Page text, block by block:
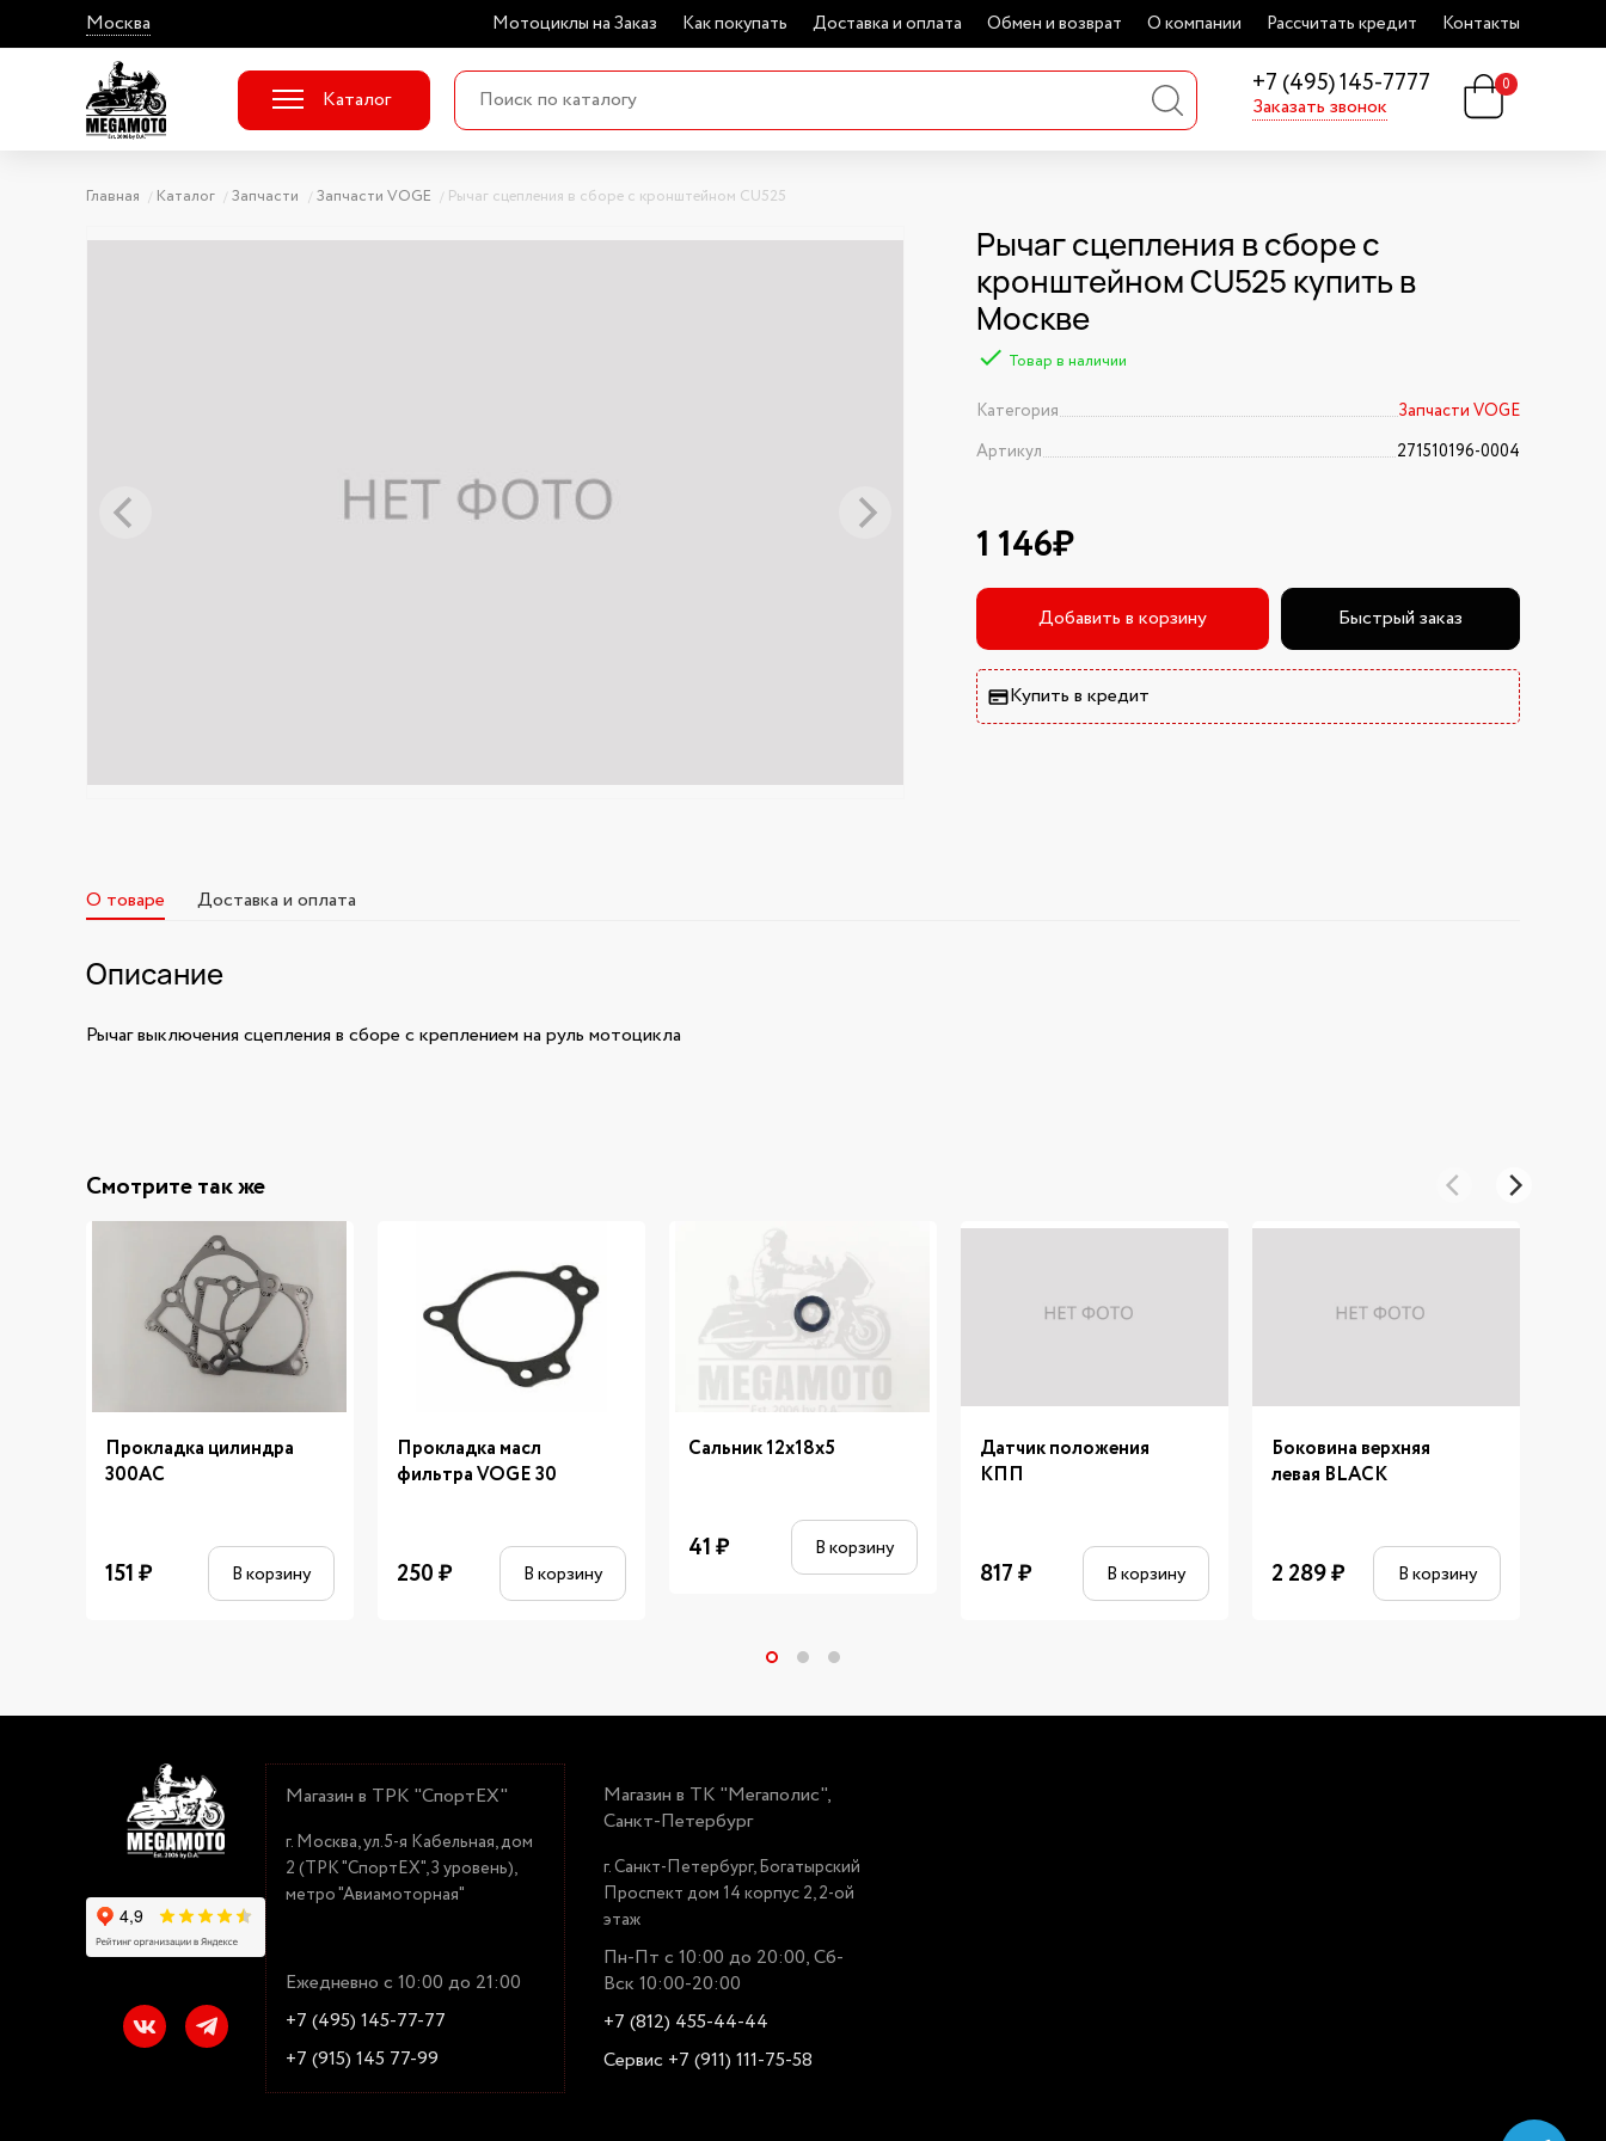
Москва Мотоциклы на Заказ Как покупать Доставка и оплата Обмен и возврат О компании Рассчитать кредит Контакты
+7 (495) 145-7777
Заказать звонок
Каталог
0
Главная Каталог Запчасти Запчасти VOGE Рычаг сцепления в сборе с кронштейном CU525
Рычаг сцепления в сборе с
кронштейном CU525 купить в
Москве
Товар в наличии
Категория
Запчасти VOGE
Артикул
271510196-0004
1 146₽
Добавить в корзину Быстрый заказ
Купить в кредит
О товаре Доставка и оплата
Описание
Рычаг выключения сцепления в сборе с креплением на руль мотоцикла
Смотрите так же
Прокладка цилиндра
300AC
151₽ В корзину
Прокладка масл
фильтра VOGE 30
250₽ В корзину
Сальник 12х18х5
41₽ В корзину
Датчик положения
КПП
817₽ В корзину
Боковина верхняя
левая BLACK
2 289₽ В корзину
Магазин в ТРК "СпортЕХ"
г. Москва, ул.5-я Кабельная, дом
2 (ТРК "СпортЕХ", 3 уровень),
метро "Авиамоторная"
Ежедневно с 10:00 до 21:00
+7 (495) 145-77-77
+7 (915) 145 77-99
Магазин в ТК "Мегаполис",
Санкт-Петербург
г. Санкт-Петербург, Богатырский
Проспект дом 14 корпус 2, 2-ой
этаж
Пн-Пт с 10:00 до 20:00, Сб-
Вск 10:00-20:00
+7 (812) 455-44-44
Сервис +7 (911) 111-75-58